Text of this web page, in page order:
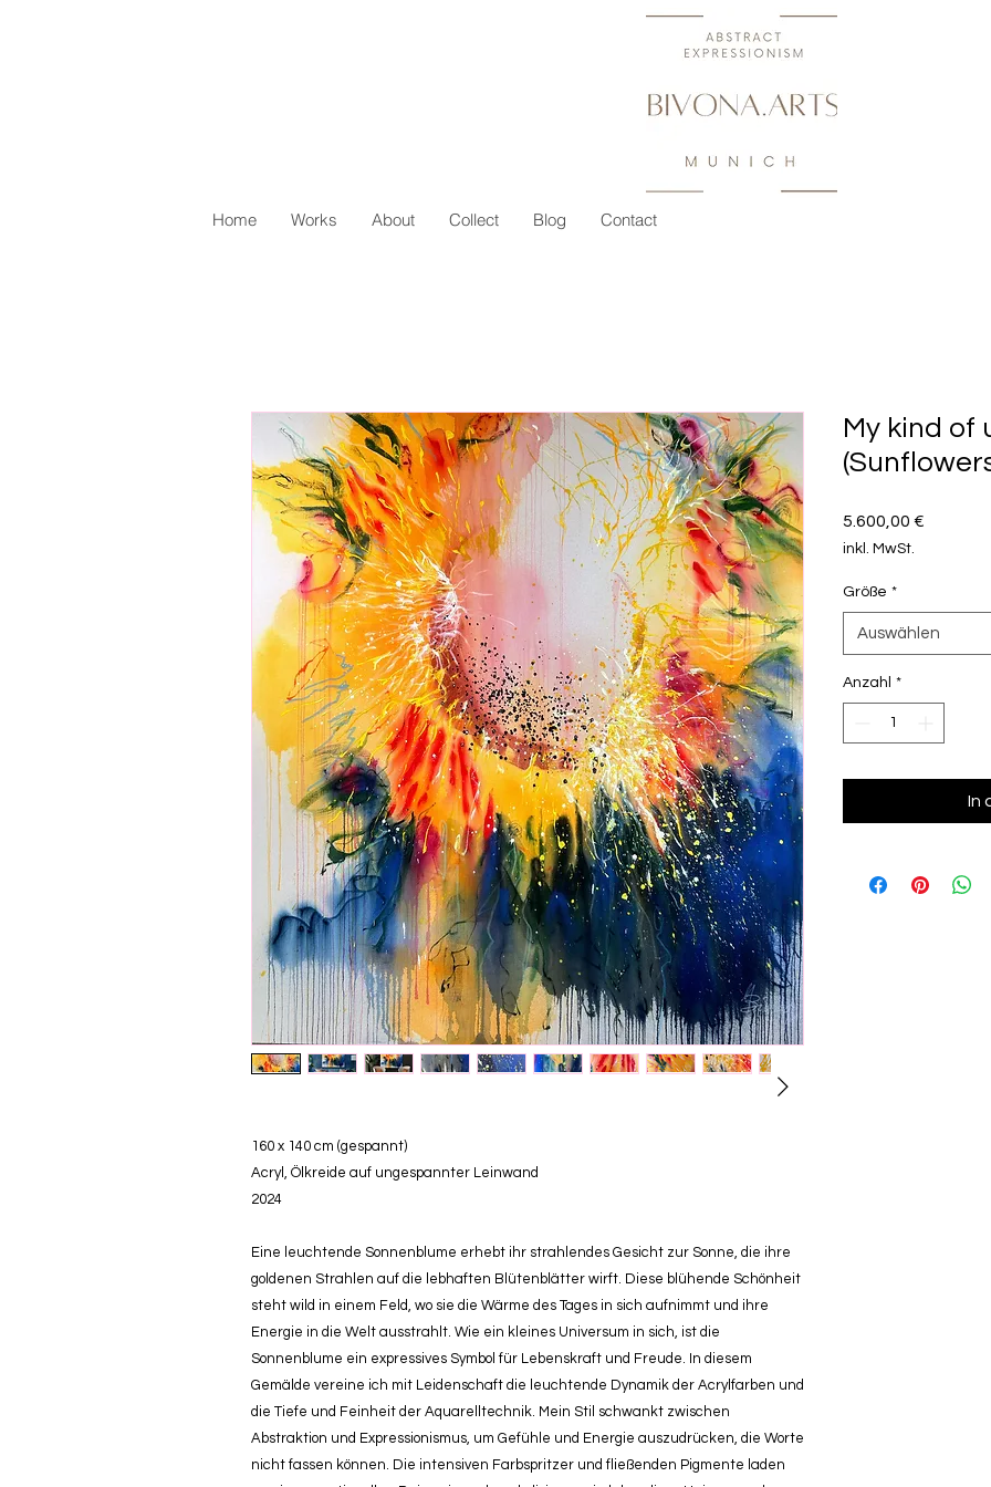
Home Works About Collect Blog Contact
160 x 140 cm (gespannt)
Acryl, Ölkreide auf ungespannter Leinwand
2024
Eine leuchtende Sonnenblume erhebt ihr strahlendes Gesicht zur Sonne, die ihre
goldenen Strahlen auf die lebhaften Blütenblätter wirft. Diese blühende Schönheit
steht wild in einem Feld, wo sie die Wärme des Tages in sich aufnimmt und ihre
Energie in die Welt ausstrahlt. Wie ein kleines Universum in sich, ist die
Sonnenblume ein expressives Symbol für Lebenskraft und Freude. In diesem
Gemälde vereine ich mit Leidenschaft die leuchtende Dynamik der Acrylfarben und
die Tiefe und Feinheit der Aquarelltechnik. Mein Stil schwankt zwischen
Abstraktion und Expressionismus, um Gefühle und Energie auszudrücken, die Worte
nicht fassen können. Die intensiven Farbspritzer und fließenden Pigmente laden
My kind of
5.600,00 €
inkl. MwSt.
Größe *
Auswählen
Anzahl *
In